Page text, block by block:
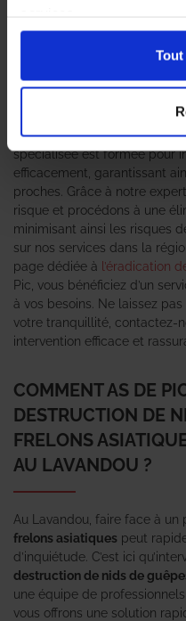
pour les habitants et les
souvent méconnus,
essentiel de faire appel à un
guêpes et frelons asiatiques
spécialisée est formée pour
efficacement, garantissant
proches. Grâce à notre
risque et procédons à une
minimisant ainsi les risques
sur nos services dans la
page dédiée à l’éradication
Pic, vous bénéficiez d’un
à vos besoins. Ne laissez pas
votre tranquillité, contactez-
intervention efficace et
COMMENT AS DE
DESTRUCTION DE
FRELONS
AU LAVANDOU ?
Au Lavandou, faire face à un
frelons asiatiques peut
d’inquiétude. C’est ici
destruction de nids de
une équipe de
vous offrons une solution